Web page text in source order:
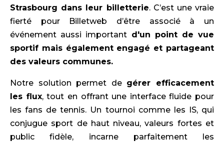
Strasbourg dans leur billetterie. C’est une vraie
fierté pour Billetweb d’être associé à un
événement aussi important d'un point de vue
sportif mais également engagé et partageant
des valeurs communes.
Notre solution permet de gérer efficacement
les flux, tout en offrant une interface fluide pour
les fans de tennis. Un tournoi comme les IS, qui
conjugue sport de haut niveau, valeurs fortes et
public fidèle, incarne parfaitement les